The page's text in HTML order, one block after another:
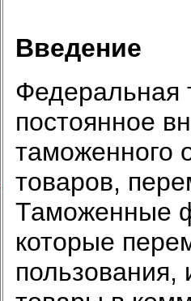
Введение
Федеральная
постоянное
таможенного
товаров,
Таможенные
которые